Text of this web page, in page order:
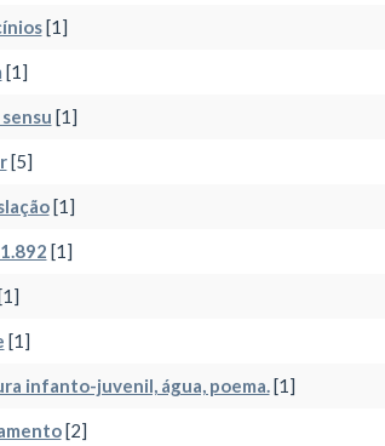
[1]
[1]
[1]
[5]
[1]
[1]
[1]
infanto-juvenil, água, poema. [1]
[2]